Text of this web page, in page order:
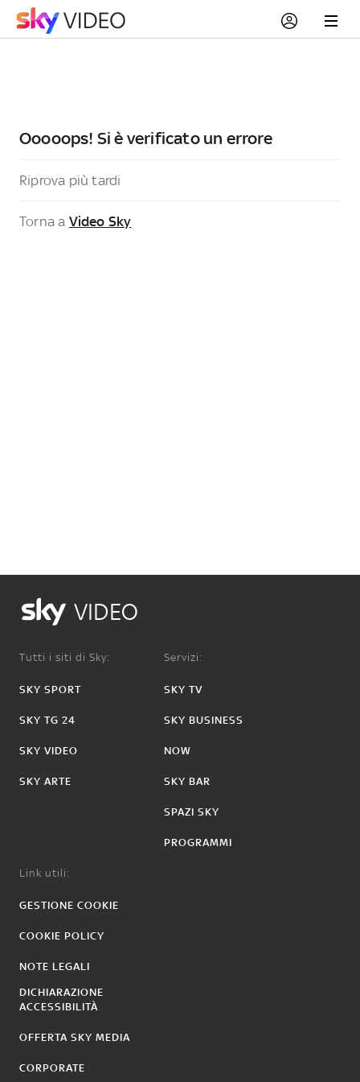
Ooooops! Si è verificato un errore
Riprova più tardi
Torna a Video Sky
VIDEO
Tutti i siti di Sky:
SKY SPORT
SKY TG 24
SKY VIDEO
SKY ARTE
Servizi:
SKY TV
SKY BUSINESS
NOW
SKY BAR
SPAZI SKY
PROGRAMMI
Link utili:
GESTIONE COOKIE
COOKIE POLICY
NOTE LEGALI
DICHIARAZIONE
ACCESSIBILITÀ
OFFERTA SKY MEDIA
CORPORATE